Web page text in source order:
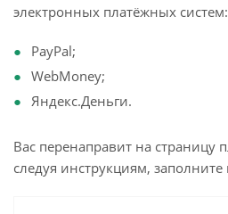
электронных платёжных систем:
PayPal;
WebMoney;
Яндекс.Деньги.
Вас перенаправит на страницу
следуя инструкциям,